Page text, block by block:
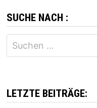
SUCHE NACH :
Suchen
nach:
LETZTE BEITRÄGE: